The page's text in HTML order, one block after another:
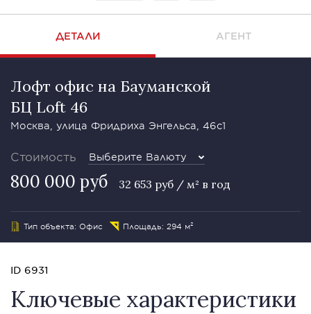
ДЕТАЛИ АГЕНТ
Лофт офис на Бауманской
БЦ Loft 46
Москва, улица Фридриха Энгельса, 46с1
Стоимость Выберите Валюту
800 000 руб 32 653 руб / м² в год
Тип объекта: Офис Площадь: 294 м²
ID 6931
Ключевые характеристики